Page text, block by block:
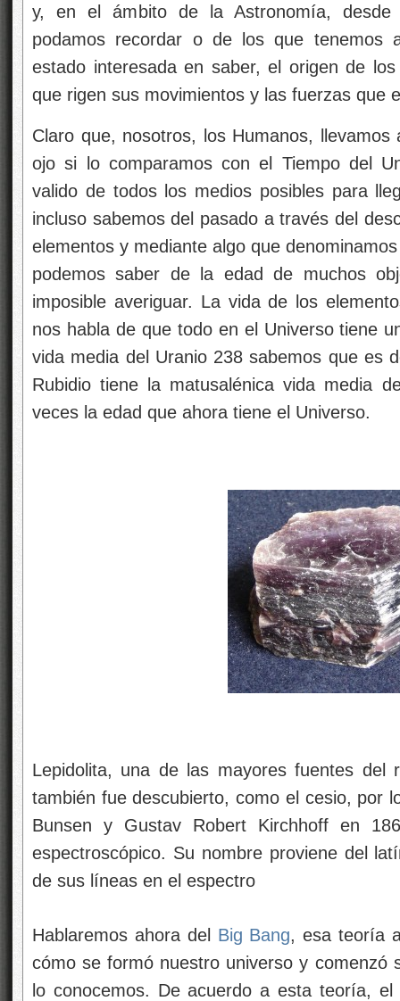
y, en el ámbito de la Astronomía, desde
podamos recordar o de los que tenemos
estado interesada en saber, el origen de
que rigen sus movimientos y las fuerzas que
Claro que, nosotros, los Humanos,
ojo si lo comparamos con el Tiempo del
valido de todos los medios posibles para
incluso sabemos del pasado a través del
elementos y mediante algo que
podemos saber de la edad de muchos
imposible averiguar. La vida de los
nos habla de que todo en el Universo tiene
vida media del Uranio 238 sabemos que es
Rubidio tiene la matusalénica vida media
veces la edad que ahora tiene el Universo.
Lepidolita, una de las mayores fuentes del
también fue descubierto, como el cesio, por
Bunsen y Gustav Robert Kirchhoff en
espectroscópico. Su nombre proviene del
de sus líneas en el espectro
Hablaremos ahora del Big Bang, esa teoría
cómo se formó nuestro universo y comenzó
lo conocemos. De acuerdo a esta teoría,